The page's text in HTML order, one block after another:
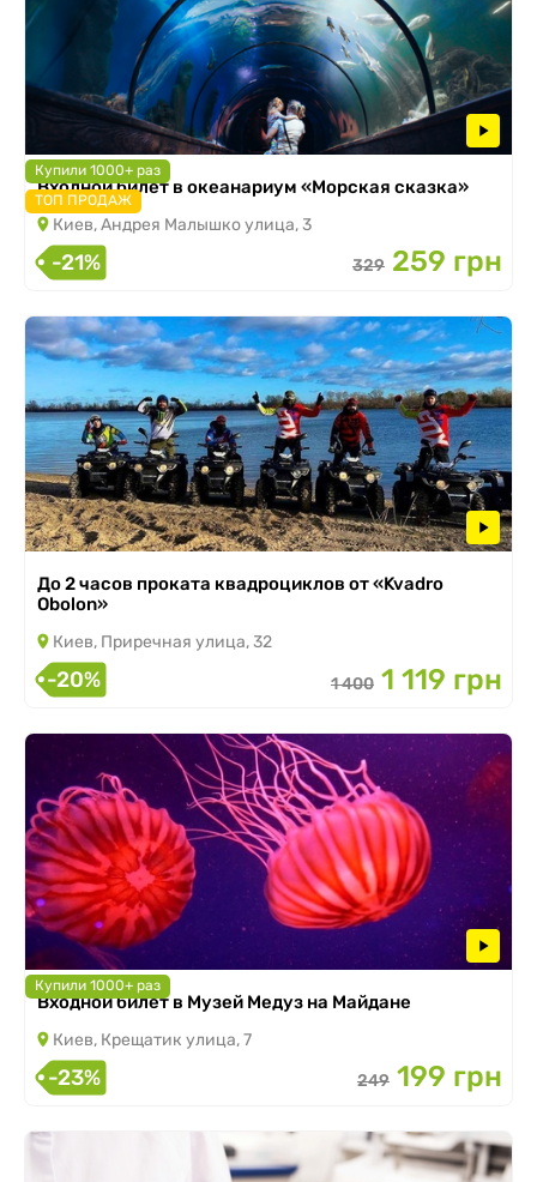
Купили 1000+ раз
ТОП ПРОДАЖ
Входной билет в океанариум «Морская сказка»
Киев, Андрея Малышко улица, 3
-21% 329 259 грн
До 2 часов проката квадроциклов от «Kvadro
Obolon»
Киев, Приречная улица, 32
-20% 1 400 1 119 грн
Купили 1000+ раз
Входной билет в Музей Медуз на Майдане
Киев, Крещатик улица, 7
-23% 249 199 грн